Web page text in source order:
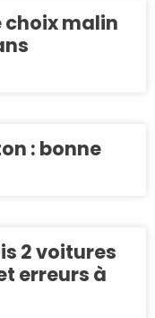
choix malin
: bonne
2 voitures
erreurs à